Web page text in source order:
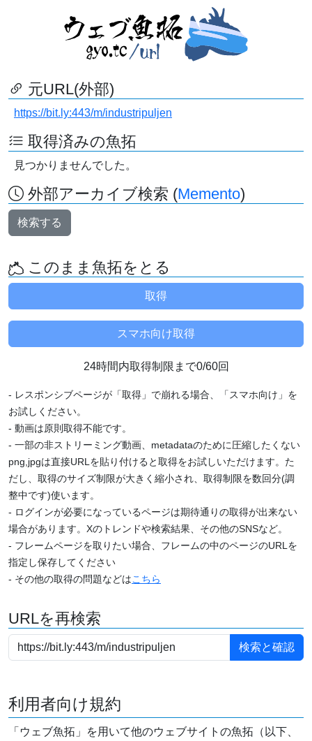
元URL(外部)
https://bit.ly:443/m/industripuljen
取得済みの魚拓
見つかりませんでした。
外部アーカイブ検索 (Memento)
検索する
このまま魚拓をとる
24時間内取得制限まで0/60回
- レスポンシブページが「取得」で崩れる場合、「スマホ向け」を
お試しください。
- 動画は原則取得不能です。
- 一部の非ストリーミング動画、metadataのために圧縮したくない
png,jpgは直接URLを貼り付けると取得をお試しいただけます。た
だし、取得のサイズ制限が大きく縮小され、取得制限を数回分(調
整中です)使います。
- ログインが必要になっているページは期待通りの取得が出来ない
場合があります。Xのトレンドや検索結果、その他のSNSなど。
- フレームページを取りたい場合、フレームの中のページのURLを
指定し保存してください
- その他の取得の問題などはこちら
URLを再検索
利用者向け規約
「ウェブ魚拓」を用いて他のウェブサイトの魚拓（以下、